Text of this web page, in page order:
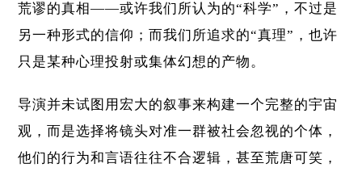
荒谬的真相——或许我们所认为的“科学”，不过是
另一种形式的信仰；而我们所追求的“真理”，也许
只是某种心理投射或集体幻想的产物。
导演并未试图用宏大的叙事来构建一个完整的宇宙
观，而是选择将镜头对准一群被社会忽视的个体，
他们的行为和言语往往不合逻辑，甚至荒唐可笑，